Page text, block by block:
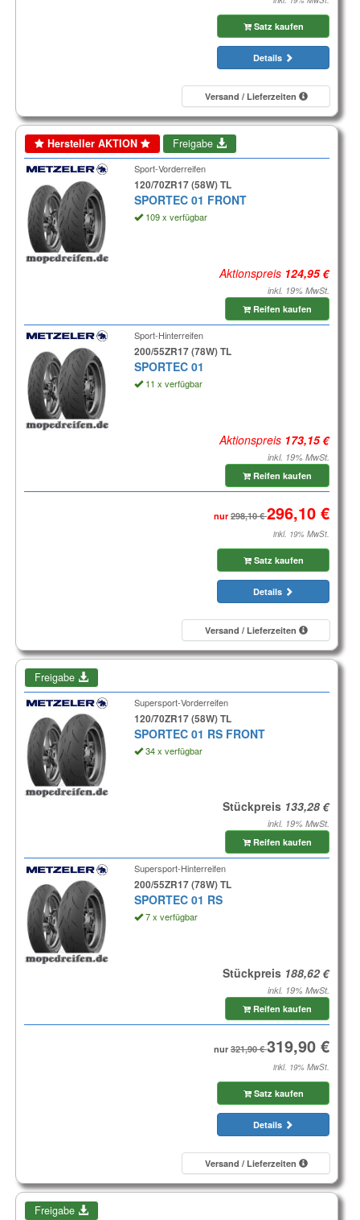
Satz kaufen
Details
Versand / Lieferzeiten
Hersteller AKTION Freigabe
Sport-Vorderreifen
120/70ZR17 (58W) TL
SPORTEC 01 FRONT
109 x verfügbar
Aktionspreis
inkl. 19% MwSt.
Reifen kaufen
Sport-Hinterreifen
200/55ZR17 (78W) TL
SPORTEC 01
11 x verfügbar
Aktionspreis
inkl. 19% MwSt.
Reifen kaufen
nur
inkl. 19% MwSt.
Satz kaufen
Details
Versand / Lieferzeiten
Freigabe
Supersport-Vorderreifen
120/70ZR17 (58W) TL
SPORTEC 01 RS FRONT
34 x verfügbar
Stückpreis
inkl. 19% MwSt.
Reifen kaufen
Supersport-Hinterreifen
200/55ZR17 (78W) TL
SPORTEC 01 RS
7 x verfügbar
Stückpreis
inkl. 19% MwSt.
Reifen kaufen
nur
inkl. 19% MwSt.
Satz kaufen
Details
Versand / Lieferzeiten
Freigabe